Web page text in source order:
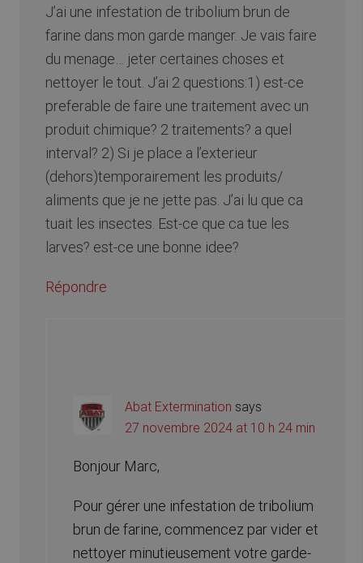
J’ai une infestation de tribolium brun de
farine dans mon garde manger. Je vais faire
du menage… jeter certaines choses et
nettoyer le tout. J’ai 2 questions:1) est-ce
preferable de faire une traitement avec un
produit chimique? 2 traitements? a quel
interval? 2) Si je place a l’exterieur
(dehors)temporairement les produits/
aliments que je ne jette pas. J’ai lu que ca
tuait les insectes. Est-ce que ca tue les
larves? est-ce une bonne idee?
Répondre
Abat Extermination says
27 novembre 2024 at 10 h 24 min
Bonjour Marc,
Pour gérer une infestation de tribolium
brun de farine, commencez par vider et
nettoyer minutieusement votre garde-